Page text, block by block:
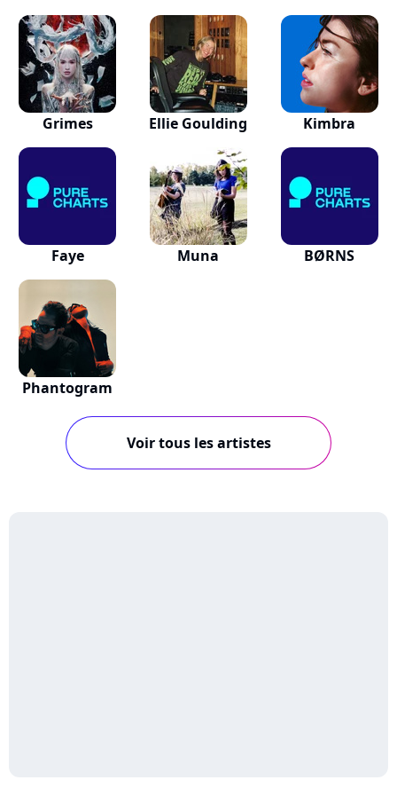
Grimes Ellie Goulding Kimbra
Faye Muna BØRNS
Phantogram
Voir tous les artistes